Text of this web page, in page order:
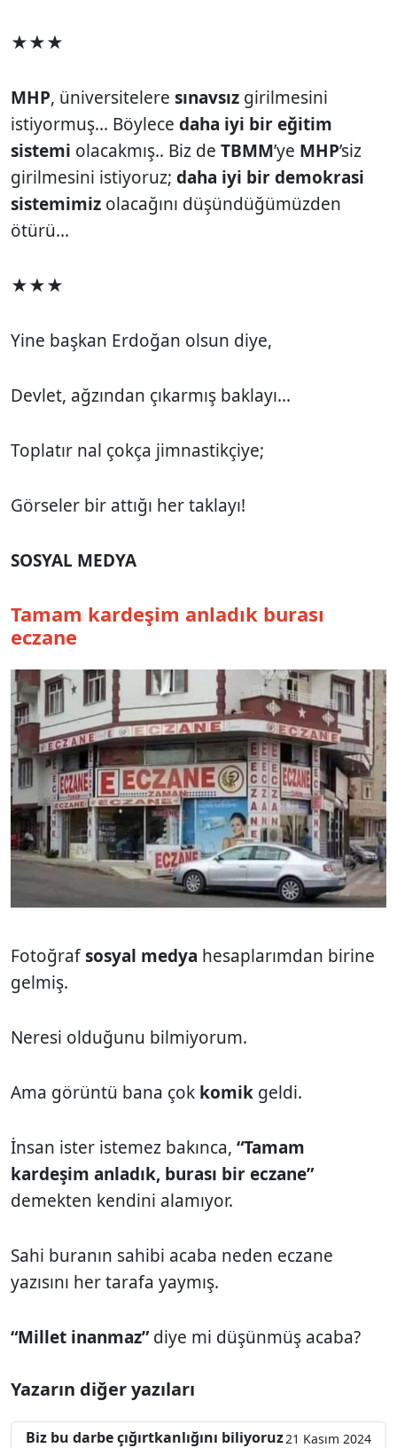
★★★
MHP, üniversitelere sınavsız girilmesini
istiyormuş... Böylece daha iyi bir eğitim
sistemi olacakmış.. Biz de TBMM’ye MHP’siz
girilmesini istiyoruz; daha iyi bir demokrasi
sistemimiz olacağını düşündüğümüzden
ötürü...
★★★
Yine başkan Erdoğan olsun diye,
Devlet, ağzından çıkarmış baklayı...
Toplatır nal çokça jimnastikçiye;
Görseler bir attığı her taklayı!
SOSYAL MEDYA
Tamam kardeşim anladık burası
eczane
Fotoğrafsosyal medya hesaplarımdan birine
gelmiş.
Neresi olduğunu bilmiyorum.
Ama görüntü bana çok komik geldi.
İnsan ister istemez bakınca, “Tamam
kardeşim anladık, burası bir eczane”
demekten kendini alamıyor.
Sahi buranın sahibi acaba neden eczane
yazısını her tarafa yaymış.
“Millet inanmaz”diye mi düşünmüş acaba?
Yazarın diğer yazıları
Biz bu darbe çığırtkanlığını biliyoruz21 Kasım 2024